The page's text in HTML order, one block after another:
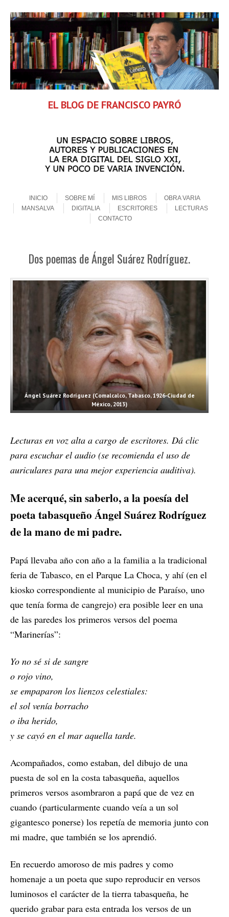
EL BLOG DE FRANCISCO PAYRÓ
MenuINICIO
SOBRE MÍ MIS LIBROS
OBRA VARIA
MANSALVA
DIGITALIA ESCRITORES
LECTURAS
CONTACTO
Dos poemas de Ángel Suárez Rodríguez.
Ángel Suárez Rodríguez (Comalcalco, Tabasco, 1926-Ciudad de
México, 2013)
Lecturas en voz alta a cargo de escritores. Dá clic
para escuchar el audio (se recomienda el uso de
auriculares para una mejor experiencia auditiva).
Me acerqué, sin saberlo, a la poesía del
poeta tabasqueño Ángel Suárez Rodríguez
de la mano de mi padre.
Papá llevaba año con año a la familia a la tradicional
feria de Tabasco, en el Parque La Choca, y ahí (en el
kiosko correspondiente al municipio de Paraíso, uno
que tenía forma de cangrejo) era posible leer en una
de las paredes los primeros versos del poema
“Marinerías”:
Yo no sé si de sangre
o rojo vino,
se empaparon los lienzos celestiales:
el sol venía borracho
o iba herido,
y se cayó en el mar aquella tarde.
Acompañados, como estaban, del dibujo de una
puesta de sol en la costa tabasqueña, aquellos
primeros versos asombraron a papá que de vez en
cuando (particularmente cuando veía a un sol
gigantesco ponerse) los repetía de memoria junto con
mi madre, que también se los aprendió.
En recuerdo amoroso de mis padres y como
homenaje a un poeta que supo reproducir en versos
luminosos el carácter de la tierra tabasqueña, he
querido grabar para esta entrada los versos de un